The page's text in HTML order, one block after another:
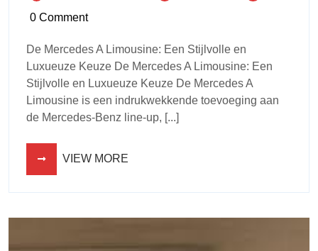
0 Comment
De Mercedes A Limousine: Een Stijlvolle en
Luxueuze Keuze De Mercedes A Limousine: Een
Stijlvolle en Luxueuze Keuze De Mercedes A
Limousine is een indrukwekkende toevoeging aan
de Mercedes-Benz line-up, [...]
VIEW MORE